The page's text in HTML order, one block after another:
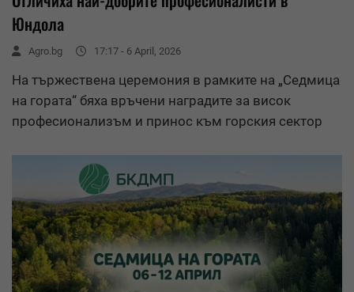
Юндола
Agro.bg 17:17 - 6 April, 2026
На тържествена церемония в рамките на „Седмица
на гората“ бяха връчени наградите за висок
професионализъм и принос към горския сектор